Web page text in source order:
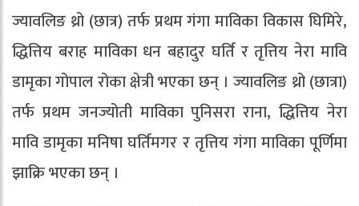
ज्यावलिङ थ्रो (छात्र) तर्फ प्रथम गंगा माविका विकास घिमिरे,
द्धित्तिय बराह माविका धन बहादुर घर्ति र तृत्तिय नेरा मावि
डामृका गोपाल रोका क्षेत्री भएका छन् । ज्यावलिङ थ्रो (छात्रा)
तर्फ प्रथम जनज्योती माविका पुनिसरा राना, द्धित्तिय नेरा
मावि डामृका मनिषा घर्तिमगर र तृत्तिय गंगा माविका पूर्णिमा
झाक्रि भएका छन् ।